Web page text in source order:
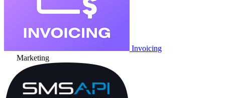
Invoicing
Marketing